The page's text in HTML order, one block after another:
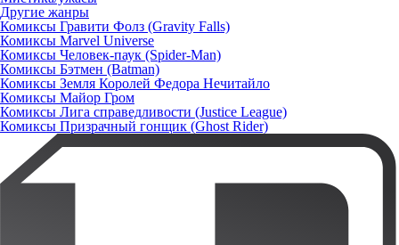
Другие жанры
Комиксы Гравити Фолз (Gravity Falls)
Комиксы Marvel Universe
Комиксы Человек-паук (Spider-Man)
Комиксы Бэтмен (Batman)
Комиксы Земля Королей Федора Нечитайло
Комиксы Майор Гром
Комиксы Лига справедливости (Justice League)
Комиксы Призрачный гонщик (Ghost Rider)